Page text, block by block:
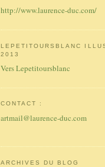
http://www.laurence-duc.com/
LEPETITOURSBLANC
2013
Vers Lepetitoursblanc
CONTACT :
artmail@laurence-duc.com
ARCHIVES DU BLOG